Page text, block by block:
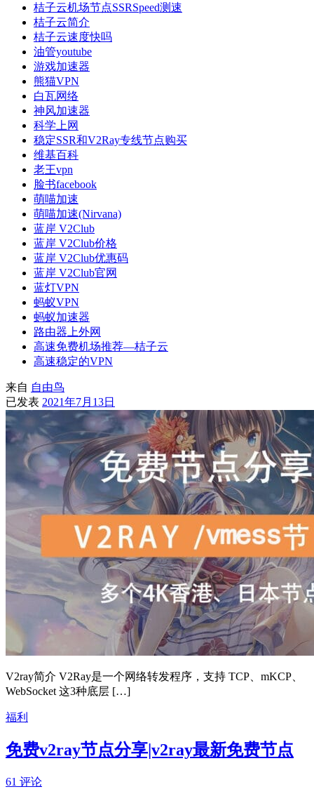
桔子云机场节点SSRSpeed测速
桔子云简介
桔子云速度快吗
油管youtube
游戏加速器
熊猫VPN
白瓦网络
神风加速器
科学上网
稳定SSR和V2Ray专线节点购买
维基百科
老王vpn
脸书facebook
萌喵加速
萌喵加速(Nirvana)
蓝岸 V2Club
蓝岸 V2Club价格
蓝岸 V2Club优惠码
蓝岸 V2Club官网
蓝灯VPN
蚂蚁VPN
蚂蚁加速器
路由器上外网
高速免费机场推荐—桔子云
高速稳定的VPN
来自 自由鸟
已发表 2021年7月13日
V2ray简介 V2Ray是一个网络转发程序，支持 TCP、mKCP、
WebSocket 这3种底层 […]
福利
免费v2ray节点分享|v2ray最新免费节点
61 评论